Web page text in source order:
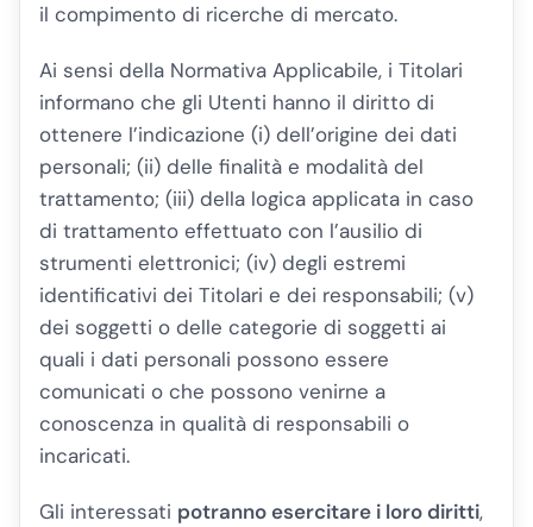
il compimento di ricerche di mercato.
Ai sensi della Normativa Applicabile, i Titolari
informano che gli Utenti hanno il diritto di
ottenere l’indicazione (i) dell’origine dei dati
personali; (ii) delle finalità e modalità del
trattamento; (iii) della logica applicata in caso
di trattamento effettuato con l’ausilio di
strumenti elettronici; (iv) degli estremi
identificativi dei Titolari e dei responsabili; (v)
dei soggetti o delle categorie di soggetti ai
quali i dati personali possono essere
comunicati o che possono venirne a
conoscenza in qualità di responsabili o
incaricati.
Gli interessati potranno esercitare i loro diritti,